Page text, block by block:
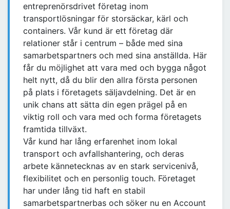
entreprenörsdrivet företag inom
transportlösningar för storsäckar, kärl och
containers. Vår kund är ett företag där
relationer står i centrum – både med sina
samarbetspartners och med sina anställda. Här
får du möjlighet att vara med och bygga något
helt nytt, då du blir den allra första personen
på plats i företagets säljavdelning. Det är en
unik chans att sätta din egen prägel på en
viktig roll och vara med och forma företagets
framtida tillväxt.
Vår kund har lång erfarenhet inom lokal
transport och avfallshantering, och deras
arbete kännetecknas av en stark servicenivå,
flexibilitet och en personlig touch. Företaget
har under lång tid haft en stabil
samarbetspartnerbas och söker nu en Account